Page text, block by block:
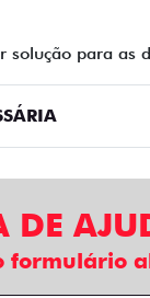
para as
DE
formulário